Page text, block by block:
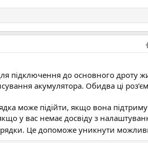
підключення до основного дроту
акумулятора. Обидва ці
може підійти, якщо вона
у вас немає досвіду з
Це допоможе уникнути